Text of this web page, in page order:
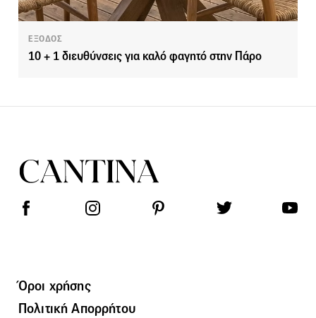
ΕΞΟΔΟΣ
10 + 1 διευθύνσεις για καλό φαγητό στην Πάρο
Όροι χρήσης
Πολιτική Απορρήτου